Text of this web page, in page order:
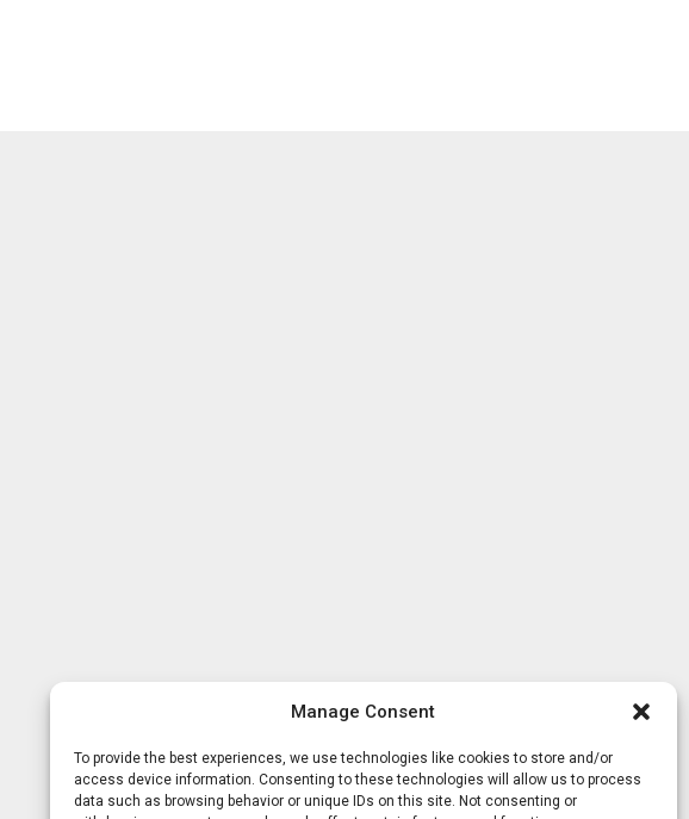
Manage Consent
To provide the best experiences, we use technologies like cookies to store and/or
access device information. Consenting to these technologies will allow us to process
data such as browsing behavior or unique IDs on this site. Not consenting or